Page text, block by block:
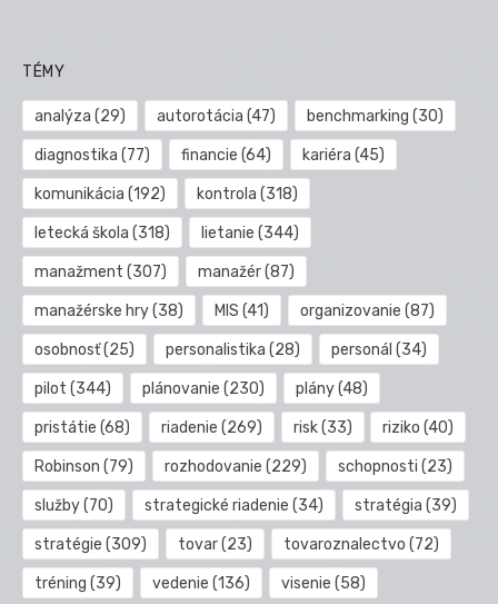
TÉMY
analýza (29) autorotácia (47) benchmarking (30)
diagnostika (77) financie (64) kariéra (45)
komunikácia (192) kontrola (318)
letecká škola (318) lietanie (344)
manažment (307) manažér(87)
manažérske hry(38) MIS (41) organizovanie (87)
osobnosť(25) personalistika (28) personál (34)
pilot (344) plánovanie (230) plány(48)
pristátie (68) riadenie (269) risk(33) riziko (40)
Robinson (79) rozhodovanie (229) schopnosti (23)
služby(70) strategické riadenie (34) stratégia (39)
stratégie (309) tovar(23) tovaroznalectvo (72)
tréning (39) vedenie (136) visenie (58)